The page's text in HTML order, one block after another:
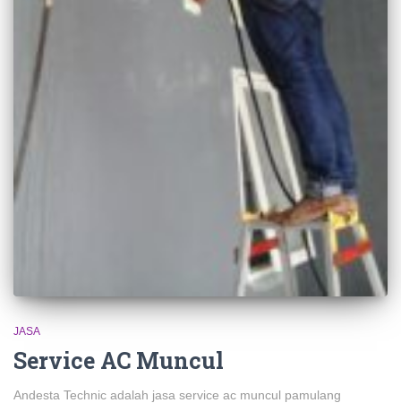
JASA
Service AC Muncul
Andesta Technic adalah jasa service ac muncul pamulang